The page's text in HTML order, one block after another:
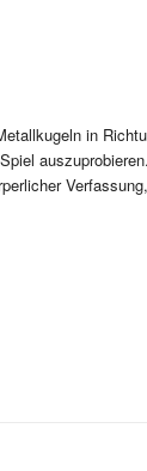
in
auszuprobieren.